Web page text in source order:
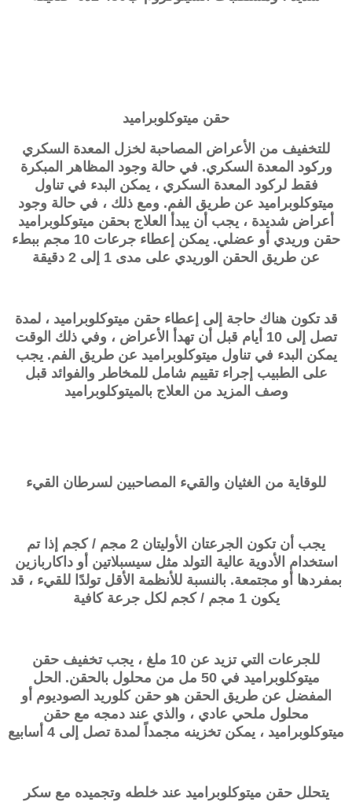
حقن ميتوكلوبراميد
للتخفيف من الأعراض المصاحبة لخزل المعدة السكري
وركود المعدة السكري. في حالة وجود المظاهر المبكرة
فقط لركود المعدة السكري ، يمكن البدء في تناول
ميتوكلوبراميد عن طريق الفم. ومع ذلك ، في حالة وجود
أعراض شديدة ، يجب أن يبدأ العلاج بحقن ميتوكلوبراميد
حقن وريدي أو عضلي. يمكن إعطاء جرعات 10 مجم ببطء
عن طريق الحقن الوريدي على مدى 1 إلى 2 دقيقة
قد تكون هناك حاجة إلى إعطاء حقن ميتوكلوبراميد ، لمدة
تصل إلى 10 أيام قبل أن تهدأ الأعراض ، وفي ذلك الوقت
يمكن البدء في تناول ميتوكلوبراميد عن طريق الفم. يجب
على الطبيب إجراء تقييم شامل للمخاطر والفوائد قبل
وصف المزيد من العلاج بالميتوكلوبراميد
للوقاية من الغثيان والقيء المصاحبين لسرطان القيء
يجب أن تكون الجرعتان الأوليتان 2 مجم / كجم إذا تم
استخدام الأدوية عالية التولد مثل سيسبلاتين أو داكاربازين
بمفردها أو مجتمعة. بالنسبة للأنظمة الأقل تولدًا للقيء ، قد
يكون 1 مجم / كجم لكل جرعة كافية
للجرعات التي تزيد عن 10 ملغ ، يجب تخفيف حقن
ميتوكلوبراميد في 50 مل من محلول بالحقن. الحل
المفضل عن طريق الحقن هو حقن كلوريد الصوديوم أو
محلول ملحي عادي ، والذي عند دمجه مع حقن
ميتوكلوبراميد ، يمكن تخزينه مجمداً لمدة تصل إلى 4 أسابيع
يتحلل حقن ميتوكلوبراميد عند خلطه وتجميده مع سكر